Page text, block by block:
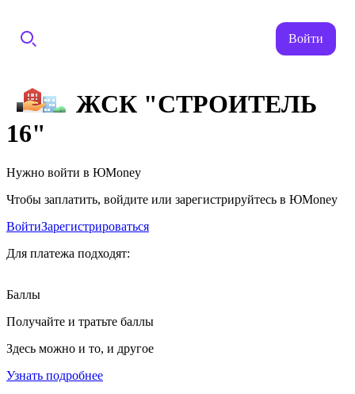
Войти
ЖСК "СТРОИТЕЛЬ
16"
Нужно войти в ЮMoney
Чтобы заплатить, войдите или зарегистрируйтесь в ЮMoney
ВойтиЗарегистрироваться
Для платежа подходят:
Баллы
Получайте и тратьте баллы
Здесь можно и то, и другое
Узнать подробнее